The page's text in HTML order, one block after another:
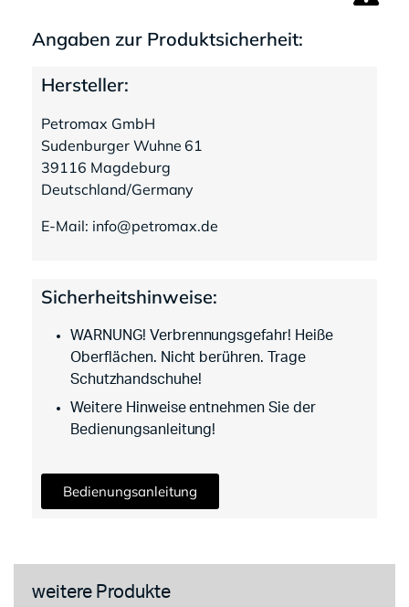
Angaben zur Produktsicherheit:
Hersteller:
Petromax GmbH
Sudenburger Wuhne 61
39116 Magdeburg
Deutschland/Germany
E-Mail: info@petromax.de
Sicherheitshinweise:
WARNUNG! Verbrennungsgefahr! Heiße
Oberflächen. Nicht berühren. Trage
Schutzhandschuhe!
Weitere Hinweise entnehmen Sie der
Bedienungsanleitung!
Bedienungsanleitung
weitere Produkte